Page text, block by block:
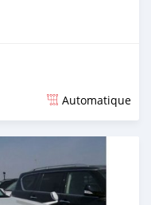
Automatique